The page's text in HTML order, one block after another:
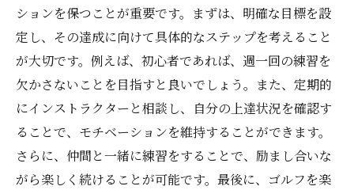
ションを保つことが重要です。まずは、明確な目標を設
定し、その達成に向けて具体的なステップを考えること
が大切です。例えば、初心者であれば、週一回の練習を
欠かさないことを目指すと良いでしょう。また、定期的
にインストラクターと相談し、自分の上達状況を確認す
ることで、モチベーションを維持することができます。
さらに、仲間と一緒に練習をすることで、励まし合いな
がら楽しく続けることが可能です。最後に、ゴルフを楽